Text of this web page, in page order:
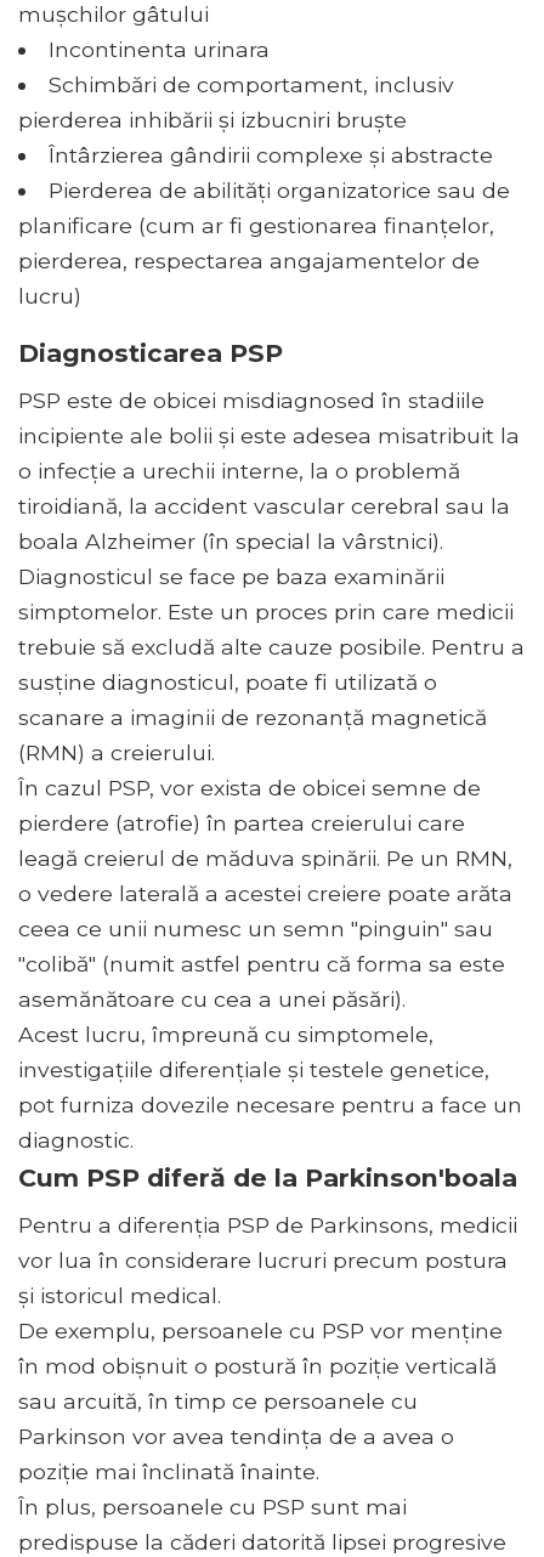
mușchilor gâtului
Incontinenta urinara
Schimbări de comportament, inclusiv
pierderea inhibării și izbucniri bruște
Întârzierea gândirii complexe și abstracte
Pierderea de abilități organizatorice sau de
planificare (cum ar fi gestionarea finanțelor,
pierderea, respectarea angajamentelor de
lucru)
Diagnosticarea PSP
PSP este de obicei misdiagnosed în stadiile
incipiente ale bolii și este adesea misatribuit la
o infecție a urechii interne, la o problemă
tiroidiană, la accident vascular cerebral sau la
boala Alzheimer (în special la vârstnici).
Diagnosticul se face pe baza examinării
simptomelor. Este un proces prin care medicii
trebuie să excludă alte cauze posibile. Pentru a
susține diagnosticul, poate fi utilizată o
scanare a imaginii de rezonanță magnetică
(RMN) a creierului.
În cazul PSP, vor exista de obicei semne de
pierdere (atrofie) în partea creierului care
leagă creierul de măduva spinării. Pe un RMN,
o vedere laterală a acestei creiere poate arăta
ceea ce unii numesc un semn "pinguin" sau
"colibă" (numit astfel pentru că forma sa este
asemănătoare cu cea a unei păsări).
Acest lucru, împreună cu simptomele,
investigațiile diferențiale și testele genetice,
pot furniza dovezile necesare pentru a face un
diagnostic.
Cum PSP diferă de la Parkinson'boala
Pentru a diferenția PSP de Parkinsons, medicii
vor lua în considerare lucruri precum postura
și istoricul medical.
De exemplu, persoanele cu PSP vor menține
în mod obișnuit o postură în poziție verticală
sau arcuită, în timp ce persoanele cu
Parkinson vor avea tendința de a avea o
poziție mai înclinată înainte.
În plus, persoanele cu PSP sunt mai
predispuse la căderi datorită lipsei progresive